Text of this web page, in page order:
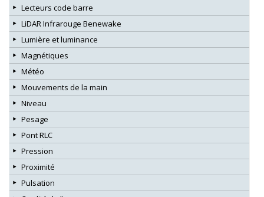
Lecteurs code barre
LiDAR Infrarouge Benewake
Lumière et luminance
Magnétiques
Météo
Mouvements de la main
Niveau
Pesage
Pont RLC
Pression
Proximité
Pulsation